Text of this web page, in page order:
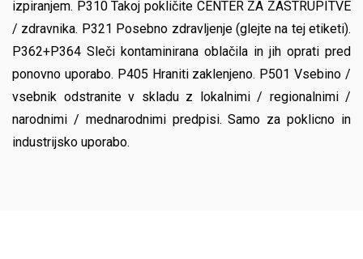
izpiranjem. P310 Takoj pokličite CENTER ZA ZASTRUPITVE
/ zdravnika. P321 Posebno zdravljenje (glejte na tej etiketi).
P362+P364 Sleči kontaminirana oblačila in jih oprati pred
ponovno uporabo. P405 Hraniti zaklenjeno. P501 Vsebino /
vsebnik odstranite v skladu z lokalnimi / regionalnimi /
narodnimi / mednarodnimi predpisi. Samo za poklicno in
industrijsko uporabo.